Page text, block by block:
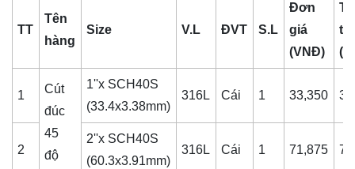
TT
Tên
hàng
Size V.L ĐVT S.L
Đơn
giá
(VNĐ)
1
Cút
đúc
45
độ
1''x SCH40S
(33.4x3.38mm)
316L Cái 1 33,350
2
2''x SCH40S
(60.3x3.91mm)
316L Cái 1 71,875